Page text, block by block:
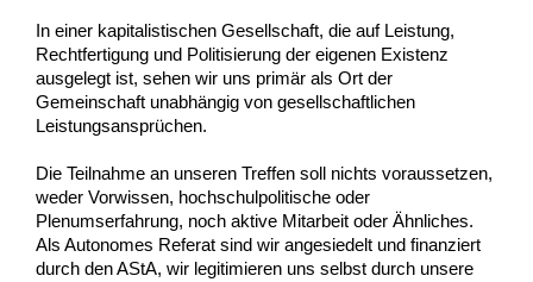
In einer kapitalistischen Gesellschaft, die auf Leistung,
Rechtfertigung und Politisierung der eigenen Existenz
ausgelegt ist, sehen wir uns primär als Ort der
Gemeinschaft unabhängig von gesellschaftlichen
Leistungsansprüchen.
Die Teilnahme an unseren Treffen soll nichts voraussetzen,
weder Vorwissen, hochschulpolitische oder
Plenumserfahrung, noch aktive Mitarbeit oder Ähnliches.
Als Autonomes Referat sind wir angesiedelt und finanziert
durch den AStA, wir legitimieren uns selbst durch unsere